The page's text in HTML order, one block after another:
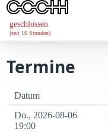
geschlossen
(seit 16 Stunden)
Termine
Datum
Do., 2026-08-06
19:00